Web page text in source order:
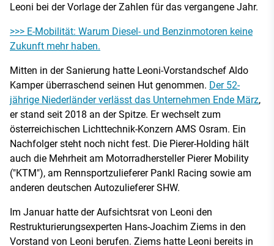
Leoni bei der Vorlage der Zahlen für das vergangene Jahr.
>>> E-Mobilität: Warum Diesel- und Benzinmotoren keine
Zukunft mehr haben.
Mitten in der Sanierung hatte Leoni-Vorstandschef Aldo
Kamper überraschend seinen Hut genommen. Der 52-
jährige Niederländer verlässt das Unternehmen Ende März,
er stand seit 2018 an der Spitze. Er wechselt zum
österreichischen Lichttechnik-Konzern AMS Osram. Ein
Nachfolger steht noch nicht fest. Die Pierer-Holding hält
auch die Mehrheit am Motorradhersteller Pierer Mobility
("KTM"), am Rennsportzulieferer Pankl Racing sowie am
anderen deutschen Autozulieferer SHW.
Im Januar hatte der Aufsichtsrat von Leoni den
Restrukturierungsexperten Hans-Joachim Ziems in den
Vorstand von Leoni berufen. Ziems hatte Leoni bereits in